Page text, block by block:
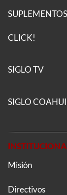
SUPLEMENTOS
CLICK!
SIGLO TV
SIGLO
Misión
Directivos